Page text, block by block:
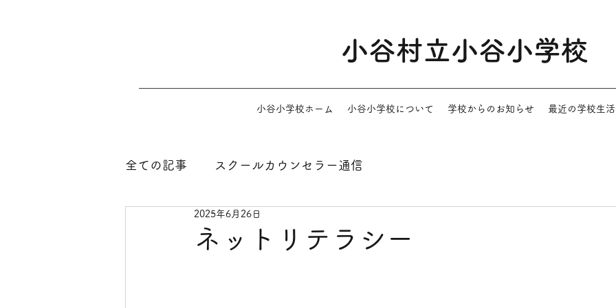
小谷村立小谷小学校
小谷小学校ホーム 小谷小学校について 学校からのお知らせ 最近の学校生活
全ての記事 スクールカウンセラー通信
ネットリテラシー
2025年6月26日